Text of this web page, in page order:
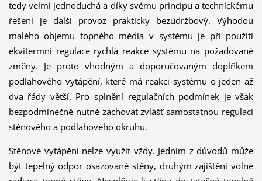
tedy velmi jednoduchá a díky svému principu a technickému
řešení je další provoz prakticky bezúdržbový. Výhodou
malého objemu topného média v systému je při použití
ekvitermní regulace rychlá reakce systému na požadované
změny. Je proto vhodným a doporučovaným doplňkem
podlahového vytápění, které má reakci systému o jeden až
dva řády větší. Pro splnění regulačních podmínek je však
bezpodmínečně nutné zachovat zvlášť samostatnou regulaci
stěnového a podlahového okruhu.
Stěnové vytápění nelze využít vždy. Jedním z důvodů může
být tepelný odpor osazované stěny, druhým zajištění volné